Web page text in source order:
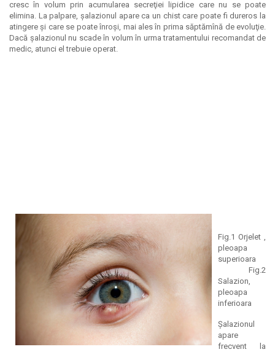
cresc în volum prin acumularea secreţiei lipidice care nu se poate
elimina. La palpare, şalazionul apare ca un chist care poate fi dureros la
atingere şi care se poate înroşi, mai ales în prima săptămînă de evoluţie.
Dacă şalazionul nu scade în volum în urma tratamentului recomandat de
medic, atunci el trebuie operat.
Fig.1 Orjelet ,
pleoapa
superioara
Fig.2
Salazion,
pleoapa
inferioara
Şalazionul
apare
frecvent la